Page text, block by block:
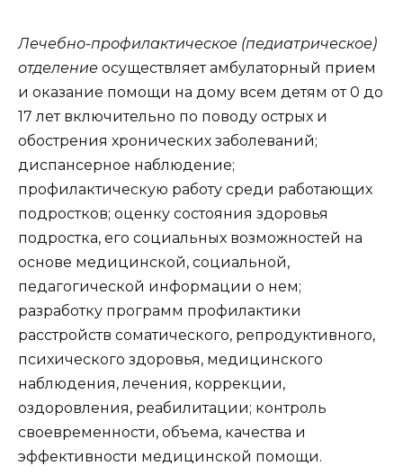
Лечебно-профилактическое (педиатрическое)
отделение осуществляет амбулаторный прием
и оказание помощи на дому всем детям от 0 до
17 лет включительно по поводу острых и
обострения хронических заболеваний;
диспансерное наблюдение;
профилактическую работу среди работающих
подростков; оценку состояния здоровья
подростка, его социальных возможностей на
основе медицинской, социальной,
педагогической информации о нем;
разработку программ профилактики
расстройств соматического, репродуктивного,
психического здоровья, медицинского
наблюдения, лечения, коррекции,
оздоровления, реабилитации; контроль
своевременности, объема, качества и
эффективности медицинской помощи.